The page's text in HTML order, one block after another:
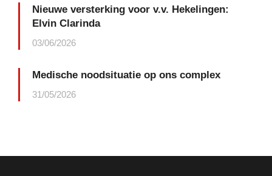
Nieuwe versterking voor v.v. Hekelingen:
Elvin Clarinda
03/06/2026
Medische noodsituatie op ons complex
31/05/2026